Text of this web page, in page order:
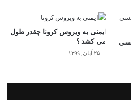
ایمنی به ویروس کرونا چقدر طول
می کشد ؟
۲۵ آبان, ۱۳۹۹